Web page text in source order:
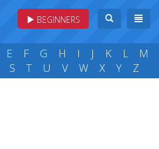
BEGINNERS
E F G H I J K L
M
S T U V W X Y Z